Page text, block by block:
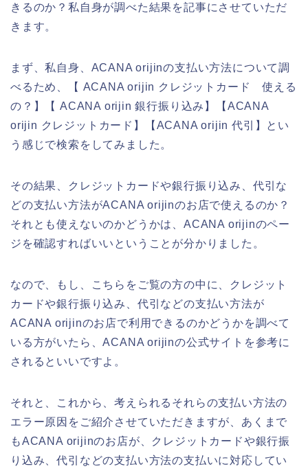
きるのか？私自身が調べた結果を記事にさせていただ
きます。
まず、私自身、ACANA orijinの支払い方法について調
べるため、【 ACANA orijin クレジットカード 使える
の？】【 ACANA orijin 銀行振り込み】【ACANA
orijin クレジットカード】【ACANA orijin 代引】とい
う感じで検索をしてみました。
その結果、クレジットカードや銀行振り込み、代引な
どの支払い方法がACANA orijinのお店で使えるのか？
それとも使えないのかどうかは、ACANA orijinのペー
ジを確認すればいいということが分かりました。
なので、もし、こちらをご覧の方の中に、クレジット
カードや銀行振り込み、代引などの支払い方法が
ACANA orijinのお店で利用できるのかどうかを調べて
いる方がいたら、ACANA orijinの公式サイトを参考に
されるといいですよ。
それと、これから、考えられるそれらの支払い方法の
エラー原因をご紹介させていただきますが、あくまで
もACANA orijinのお店が、クレジットカードや銀行振
り込み、代引などの支払い方法の支払いに対応してい